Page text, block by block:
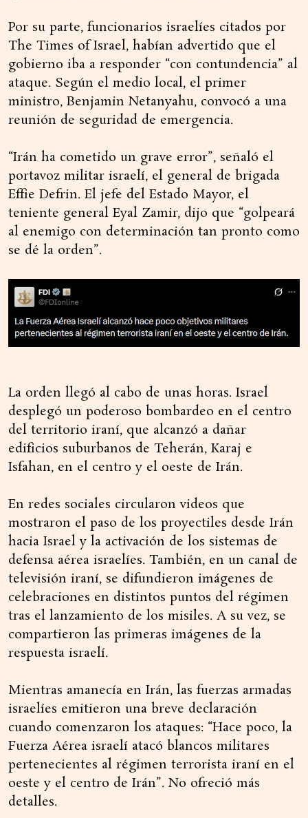
Por su parte, funcionarios israelíes citados por
The Times of Israel, habían advertido que el
gobierno iba a responder “con contundencia” al
ataque. Según el medio local, el primer
ministro, Benjamin Netanyahu, convocó a una
reunión de seguridad de emergencia.
“Irán ha cometido un grave error”, señaló el
portavoz militar israelí, el general de brigada
Effie Defrin. El jefe del Estado Mayor, el
teniente general Eyal Zamir, dijo que “golpeará
al enemigo con determinación tan pronto como
se dé la orden”.
La orden llegó al cabo de unas horas. Israel
desplegó un poderoso bombardeo en el centro
del territorio iraní, que alcanzó a dañar
edificios suburbanos de Teherán, Karaj e
Isfahan, en el centro y el oeste de Irán.
En redes sociales circularon videos que
mostraron el paso de los proyectiles desde Irán
hacia Israel y la activación de los sistemas de
defensa aérea israelíes. También, en un canal de
televisión iraní, se difundieron imágenes de
celebraciones en distintos puntos del régimen
tras el lanzamiento de los misiles. A su vez, se
compartieron las primeras imágenes de la
respuesta israelí.
Mientras amanecía en Irán, las fuerzas armadas
israelíes emitieron una breve declaración
cuando comenzaron los ataques: “Hace poco, la
Fuerza Aérea israelí atacó blancos militares
pertenecientes al régimen terrorista iraní en el
oeste y el centro de Irán”. No ofreció más
detalles.